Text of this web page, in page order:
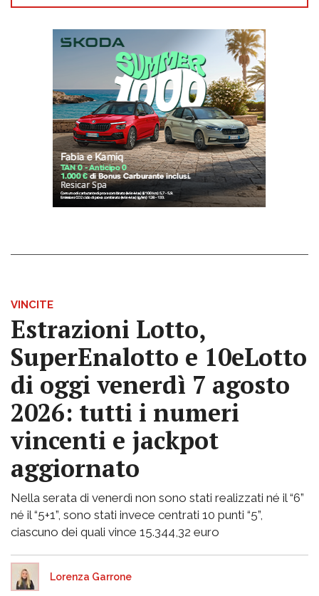
VINCITE
Estrazioni Lotto,
SuperEnalotto e 10eLotto
di oggi venerdì 7 agosto
2026: tutti i numeri
vincenti e jackpot
aggiornato
Nella serata di venerdì non sono stati realizzati né il “6”
né il “5+1”, sono stati invece centrati 10 punti “5”,
ciascuno dei quali vince 15.344,32 euro
Lorenza Garrone